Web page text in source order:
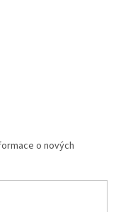
o nových